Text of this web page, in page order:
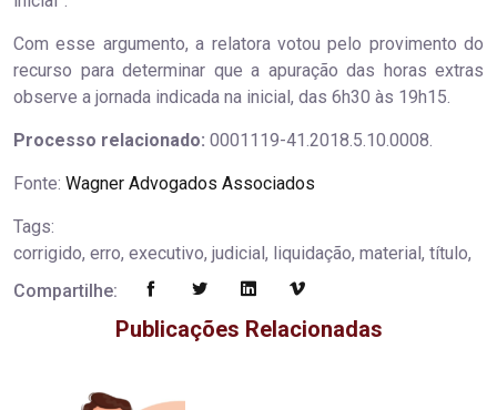
Com esse argumento, a relatora votou pelo provimento do
recurso para determinar que a apuração das horas extras
observe a jornada indicada na inicial, das 6h30 às 19h15.
Processo relacionado: 0001119-41.2018.5.10.0008.
Fonte: Wagner Advogados Associados
Tags:
corrigido, erro, executivo, judicial, liquidação, material, título,
Compartilhe:
Publicações Relacionadas